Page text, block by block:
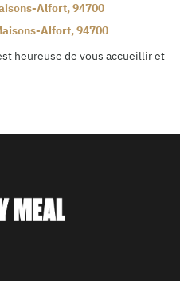
Alfort,94700
Alfort,94700
heureuse de vous accueillir et